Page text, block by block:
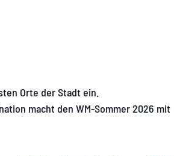
Orte der Stadt ein.
macht den WM-Sommer 2026 mit